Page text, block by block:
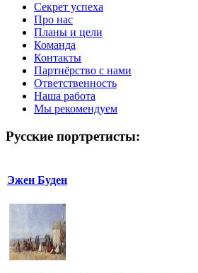
Секрет успеха
Про нас
Планы и цели
Команда
Контакты
Партнёрство с нами
Ответственность
Наша работа
Мы рекомендуем
Русские портретисты:
Эжен Буден